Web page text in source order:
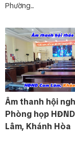
>>Xem thêm: Hệ
Cấu hình
BOSCH
Khối điều
thảo CCS
Phường...
Âm thanh hội
Phòng họp
Lâm, Khánh Hòa